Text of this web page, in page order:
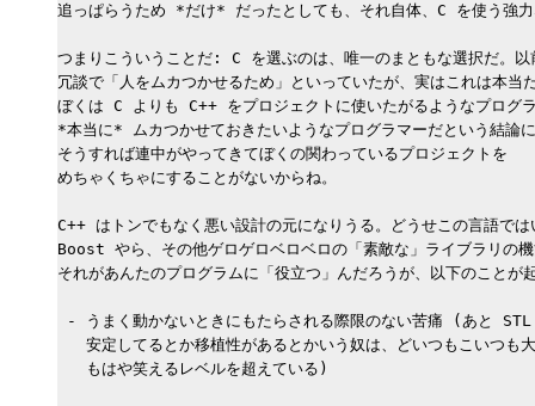
追っぱらうため *だけ* だったとしても、それ自体、C を使う強力
つまりこういうことだ: C を選ぶのは、唯一のまともな選択だ
冗談で「人をムカつかせるため」といっていたが、実はこれは本当
ぼくは C よりも C++ をプロジェクトに使いたがるようなプログ
*本当に* ムカつかせておきたいようなプログラマーだという結論
そうすれば連中がやってきてぼくの関わっているプロジェクトを
めちゃくちゃにすることがないからね。
C++ はトンでもなく悪い設計の元になりうる。どうせこの言語
Boost やら、その他ゲロゲロベロベロの「素敵な」ライブラリの
それがあんたのプログラムに「役立つ」んだろうが、以下のことが
- うまく動かないときにもたらされる際限のない苦痛 (あと
安定してるとか移植性があるとかいう奴は、どいつもこいつも
   もはや笑えるレベルを超えている)